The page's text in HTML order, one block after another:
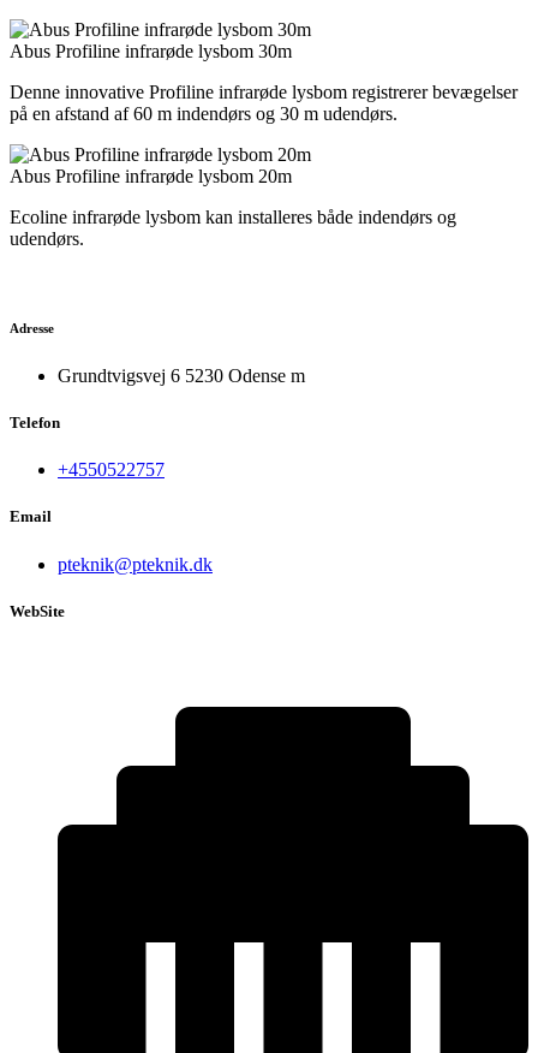
Abus Profiline infrarøde lysbom 30m
Denne innovative Profiline infrarøde lysbom registrerer bevægelser
på en afstand af 60 m indendørs og 30 m udendørs.
Abus Profiline infrarøde lysbom 20m
Ecoline infrarøde lysbom kan installeres både indendørs og
udendørs.
Adresse
Grundtvigsvej 6 5230 Odense m
Telefon
+4550522757
Email
pteknik@pteknik.dk
WebSite